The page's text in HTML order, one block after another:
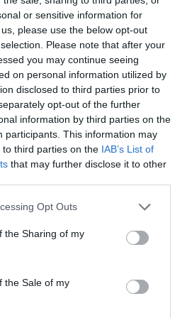
or sensitive information for
please use the below opt-out
Please note that after your
you may continue seeing
on personal information utilized by
disclosed to third parties prior to
opt-out of the further
information by third parties on the
participants. This information may
third parties on the IAB’s List of
that may further disclose it to other
Opt Outs
the Sharing of my
the Sale of my
La naturalesa del canvi
profunds del que ens
del que ens pensem.
humà té trenta mil milions de